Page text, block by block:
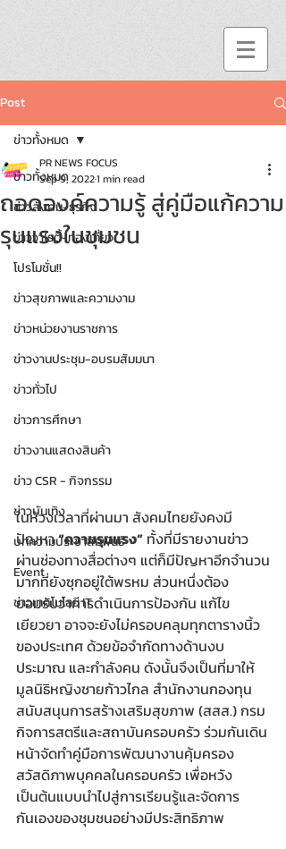
Post
ข่าวทั้งหมด
ข่าวสังคม-ธุรกิจ
ข่าววาไรตี้-ท่องเที่ยว
โปรโมชั่น!!
ข่าวสุขภาพและความงาม
ข่าวหน่วยงานราชการ
ข่าวงานประชุม-อบรมสัมมนา
ข่าวทั่วไป
ข่าวการศึกษา
ข่าวงานแสดงสินค้า
ข่าว CSR - กิจกรรม
ข่าวบันเทิง
บทความประชาสัมพันธ์
Event
ข่าวเทคโนโลยี IT
ข่าวทั้งหมด
ถอดองค์ความรู้ สู่คู่มือแก้ความ
รุนแรงในชุมชน
PR NEWS FOCUS
Sep 9, 20221 min read
ในห้วงเวลาที่ผ่านมา สังคมไทยยังคงมี
ปัญหา “ความรุนแรง” ทั้งที่มีรายงานข่าว
ผ่านช่องทางสื่อต่างๆ แต่ก็มีปัญหาอีกจำนวน
มากที่ยังซุกอยู่ใต้พรหม ส่วนหนึ่งต้อง
ยอมรับว่าการดำเนินการป้องกัน แก้ไข
เยียวยา อาจจะยังไม่ครอบคลุมทุกตารางนิ้ว
ของประเทศ ด้วยข้อจำกัดทางด้านงบ
ประมาณ และกำลังคน ดังนั้นจึงเป็นที่มาให้
มูลนิธิหญิงชายก้าวไกล สำนักงานกองทุน
สนับสนุนการสร้างเสริมสุขภาพ (สสส.) กรม
กิจการสตรีและสถาบันครอบครัว ร่วมกันเดิน
หน้าจัดทำคู่มือการพัฒนางานคุ้มครอง
สวัสดิภาพบุคคลในครอบครัว เพื่อหวัง
เป็นต้นแบบนำไปสู่การเรียนรู้และจัดการ
กันเองของชุมชนอย่างมีประสิทธิภาพ